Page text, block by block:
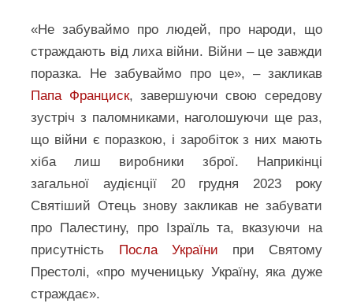
«Не забуваймо про людей, про народи, що
страждають від лиха війни. Війни – це завжди
поразка. Не забуваймо про це», – закликав
Папа Франциск, завершуючи свою середову
зустріч з паломниками, наголошуючи ще раз,
що війни є поразкою, і заробіток з них мають
хіба лиш виробники зброї. Наприкінці
загальної аудієнції 20 грудня 2023 року
Святіший Отець знову закликав не забувати
про Палестину, про Ізраїль та, вказуючи на
присутність Посла України при Святому
Престолі, «про мученицьку Україну, яка дуже
страждає».